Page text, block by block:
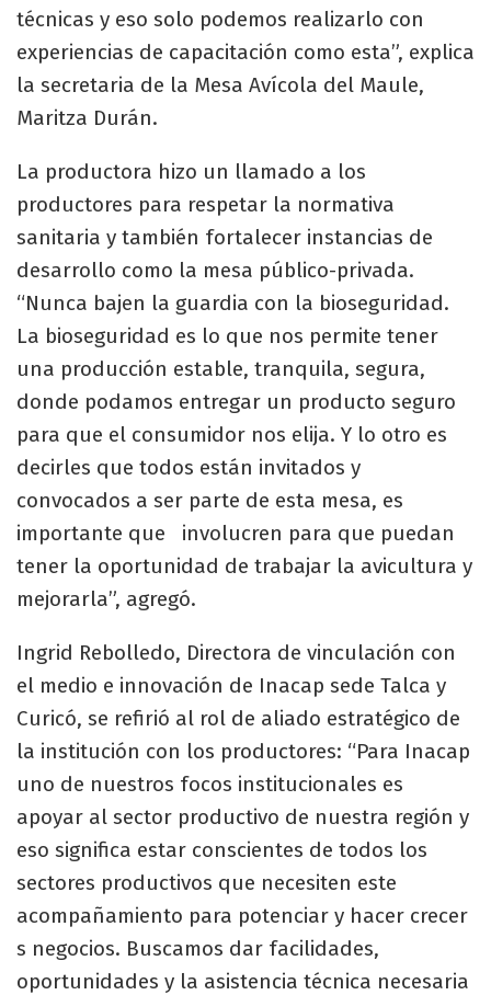
técnicas y eso solo podemos realizarlo con
experiencias de capacitación como esta”, explica
la secretaria de la Mesa Avícola del Maule,
Maritza Durán.
La productora hizo un llamado a los
productores para respetar la normativa
sanitaria y también fortalecer instancias de
desarrollo como la mesa público-privada.
“Nunca bajen la guardia con la bioseguridad.
La bioseguridad es lo que nos permite tener
una producción estable, tranquila, segura,
donde podamos entregar un producto seguro
para que el consumidor nos elija. Y lo otro es
decirles que todos están invitados y
convocados a ser parte de esta mesa, es
importante que involucren para que puedan
tener la oportunidad de trabajar la avicultura y
mejorarla”, agregó.
Ingrid Rebolledo, Directora de vinculación con
el medio e innovación de Inacap sede Talca y
Curicó, se refirió al rol de aliado estratégico de
la institución con los productores: “Para Inacap
uno de nuestros focos institucionales es
apoyar al sector productivo de nuestra región y
eso significa estar conscientes de todos los
sectores productivos que necesiten este
acompañamiento para potenciar y hacer crecer
s negocios. Buscamos dar facilidades,
oportunidades y la asistencia técnica necesaria